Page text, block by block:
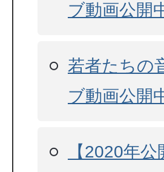
ブ動画公開
若者たちの
ブ動画公開
【2020年